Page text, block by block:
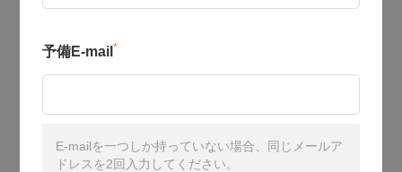
予備E-mail *
E-mailを一つしか持っていない場合、同じメールア
ドレスを2回入力してください。